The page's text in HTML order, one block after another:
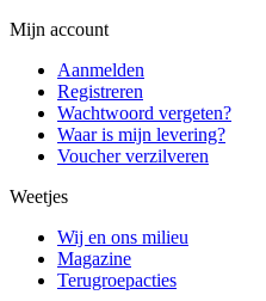
Mijn account
Aanmelden
Registreren
Wachtwoord vergeten?
Waar is mijn levering?
Voucher verzilveren
Weetjes
Wij en ons milieu
Magazine
Terugroepacties